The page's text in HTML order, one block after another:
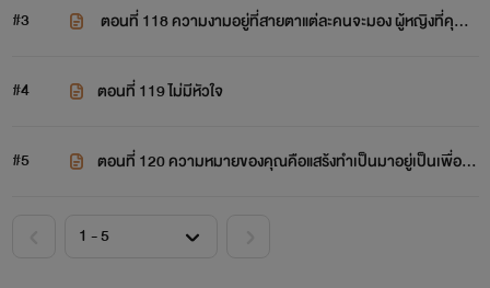
#3
#4
ตอนที่ 119 ไม่มีหัวใจ
#5
ตอนที่ 120 ความหมายของคุณคือแสร้งทำเป็นมาอยู่เป็นเพื่อน